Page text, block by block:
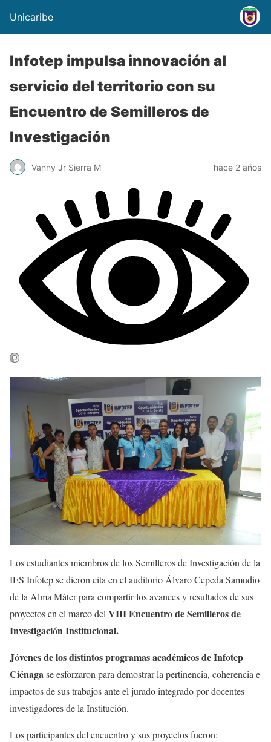
Unicaribe
Infotep impulsa innovación al
servicio del territorio con su
Encuentro de Semilleros de
Investigación
Vanny Jr Sierra M hace 2 años
Los estudiantes miembros de los Semilleros de Investigación de la
IES Infotep se dieron cita en el auditorio Álvaro Cepeda Samudio
de la Alma Máter para compartir los avances y resultados de sus
proyectos en el marco delVIII Encuentro de Semilleros de
Investigación Institucional.
Jóvenes de los distintos programas académicos de Infotep
Ciénagase esforzaron para demostrar la pertinencia, coherencia e
impactos de sus trabajos ante el jurado integrado por docentes
investigadores de la Institución.
Los participantes del encuentro y sus proyectos fueron: